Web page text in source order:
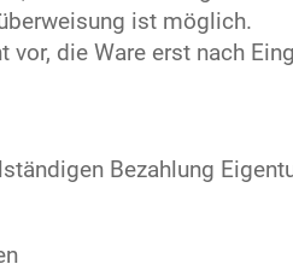
ist möglich.
vor, die Ware erst nach
Bezahlung